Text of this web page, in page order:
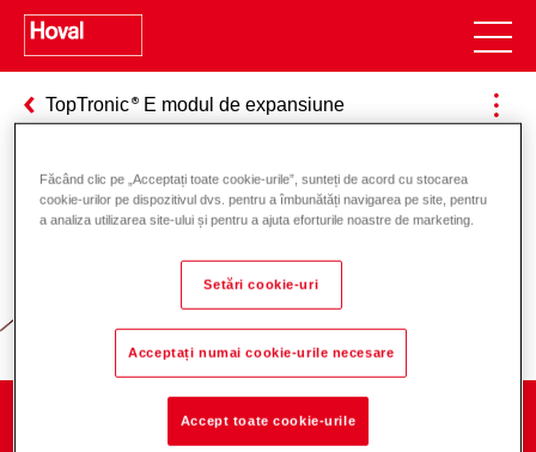
TopTronic E modul de expansiune
Responsabilitate pentru energie și
mediu
Făcând clic pe „Acceptați toate cookie-urile”, sunteți de acord cu stocarea
cookie-urilor pe dispozitivul dvs. pentru a îmbunătăți navigarea pe site, pentru
a analiza utilizarea site-ului și pentru a ajuta eforturile noastre de marketing.
Setări cookie-uri
Acceptați numai cookie-urile necesare
Accept toate cookie-urile